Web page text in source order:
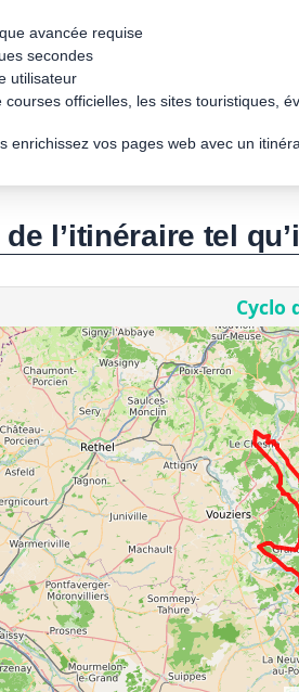
avancée requise
secondes
utilisateur
officielles, les sites touristiques,
enrichissez vos pages web avec un
l’itinéraire tel